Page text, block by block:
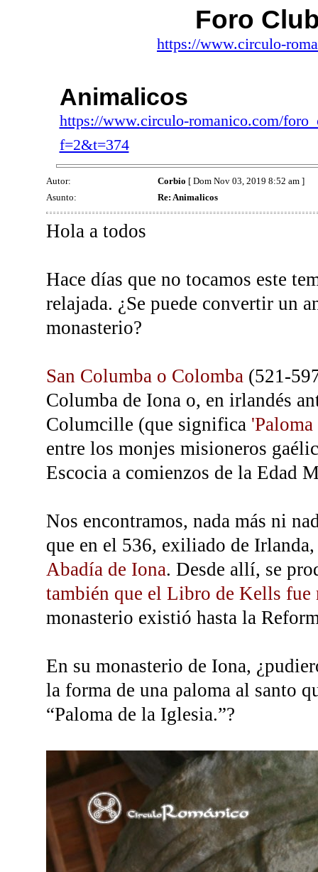
Foro
https://www.circulo-
Animalicos
https://www.circulo-romanico.com/
f=2&t=374
Autor: Corbio [ Dom Nov 03, 2019 8:52 am ]
Asunto:
Re: Animalicos
Hola a todos
Hace días que no tocamos este
relajada. ¿Se puede convertir un
monasterio?
San Columba o Colomba (521-
Columba de Iona o, en irlandés
Columcille (que significa
entre los monjes misioneros
Escocia a comienzos de la Edad
Nos encontramos, nada más ni
que en el 536, exiliado de
Abadía de Iona. Desde allí, se
también que el Libro de Kells fue
monasterio existió hasta la
En su monasterio de Iona,
la forma de una paloma al santo
“Paloma de la Iglesia.”?